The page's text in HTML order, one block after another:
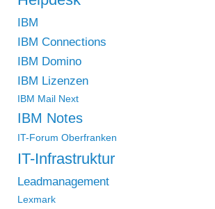
IBM
IBM Connections
IBM Domino
IBM Lizenzen
IBM Mail Next
IBM Notes
IT-Forum Oberfranken
IT-Infrastruktur
Leadmanagement
Lexmark